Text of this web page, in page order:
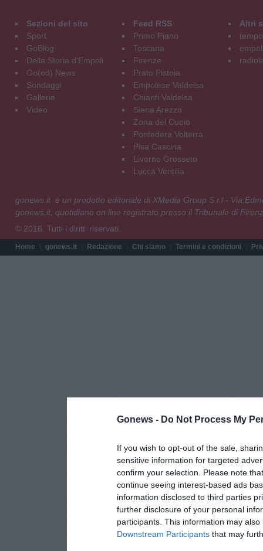
Gonews - Do Not Process My
If you wish to opt-out of the sale,
sensitive information for targeted
confirm your selection. Please note
continue seeing interest-based ads
information disclosed to third parties
further disclosure of your personal
participants. This information may
Downstream Participants that may
Sezioni del sito
Sport
GoBlog
Della Storia d'Empoli
Go(od) News
Sondaggi
Gallerie
Video
Feed RSS
Primo Piano
Toscana
Firenze
Prato Pistoia
Empolese Valdelsa
Chianti Valdelsa
Siena Arezzo
Zona del Cuoio
Pontedera Volterra
Pisa Cascina
Livorno Grosseto
Lucca Versilia
Altri
gonews.it è un prodotto editoriale di XMedia Group S.r.l - Via
gonews.it, quotidiano on line registrato presso il Tribunale di
© 2016. Tutti i diritti riservati.
Home gonews.it Redazione Chi siamo Termini e condizioni